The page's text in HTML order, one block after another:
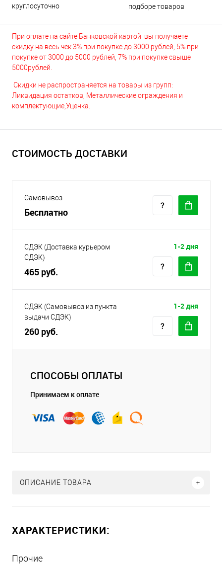
круглосуточно
подборе товаров
При оплате на сайте Банковской картой вы получаете
скидку на весь чек 3% при покупке до 3000 рублей, 5% при
покупке от 3000 до 5000 рублей, 7% при покупке свыше
5000рублей.
Скидки не распространяется на товары из групп:
Ликвидация остатков, Металлические ограждения и
комплектующие,Уценка.
СТОИМОСТЬ ДОСТАВКИ
Самовывоз
Бесплатно
СДЭК (Доставка курьером
СДЭК)
465 руб.
1-2 дня
СДЭК (Самовывоз из пункта
выдачи СДЭК)
260 руб.
1-2 дня
СПОСОБЫ ОПЛАТЫ
Принимаем к оплате
ОПИСАНИЕ ТОВАРА
ХАРАКТЕРИСТИКИ:
Прочие